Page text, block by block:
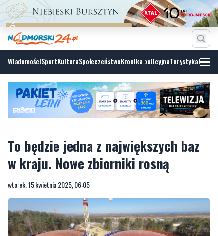
WiadomościSportKulturaSpołeczeństwoKronika policyjnaTurystyka
To będzie jedna z największych baz
wtorek, 15 kwietnia 2025, 06:05